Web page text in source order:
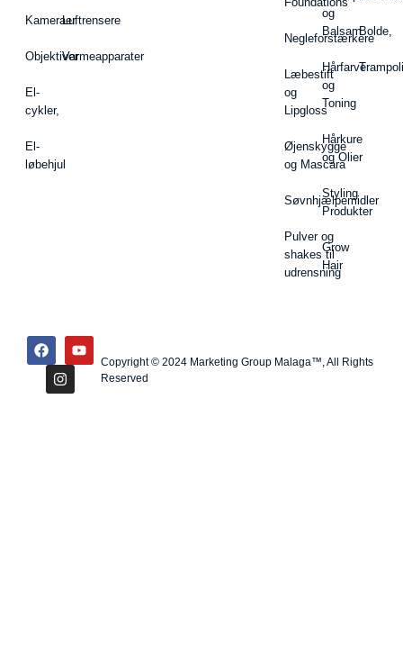
Kameraer
Objektiver
El-
cykler,
El-
løbehjul
Luftrensere
Varmeapparater
Negleforstærkere
Læbestift
og
Lipgloss
Øjenskygge
og Mascara
Søvnhjælpemidler
Pulver og
shakes til
udrensning
og
Balsam
Hårfarve
og
Toning
Hårkure
og Olier
Styling
Produkter
Grow
Hair
Bolde,
Copyright © 2024 Marketing Group Malaga™, All Rights
Reserved